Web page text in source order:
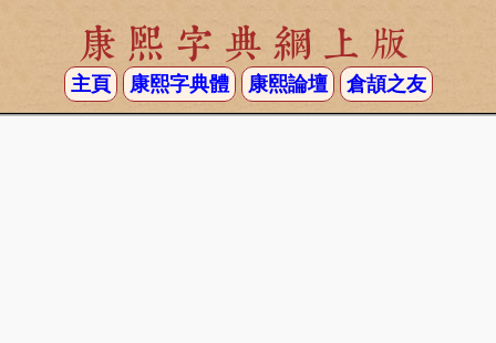
康熙字典網上版
主頁 康熙字典體 康熙論壇 倉頡之友